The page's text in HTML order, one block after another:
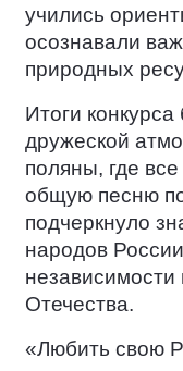
учились
осознавали
природных
Итоги
дружеской
поляны, где
общую песню
подчеркнуло
народов
независимости
Отечества.
«Любить свою